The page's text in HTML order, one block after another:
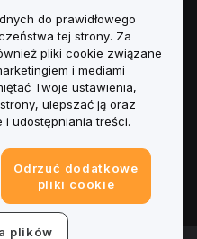
do prawidłowego
tej strony. Za
pliki cookie związane
i mediami
Twoje ustawienia,
ulepszać ją oraz
udostępniania treści.
Odrzuć dodatkowe
pliki cookie
plików